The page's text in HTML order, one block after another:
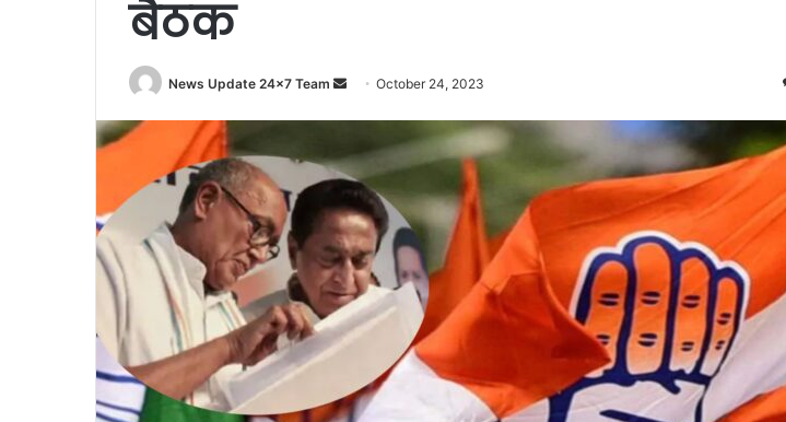
बैठक
News Update 24x7 Team
SendOctober 24, 2023